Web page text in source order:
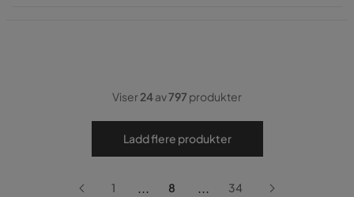
Viser24av797 produkter
Ladd flere produkter
1 ... 8 ... 34